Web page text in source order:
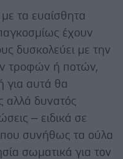
τα ευαίσθητα
έχουν
δυσκολεύει με την
τροφών ή ποτών,
για αυτά θα
αλλά δυνατός
– ειδικά σε
που συνήθως τα ούλα
σωματικά για τον